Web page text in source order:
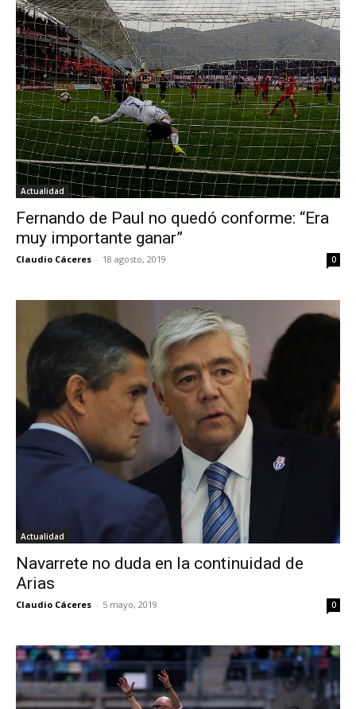
Actualidad
Fernando de Paul no quedó conforme: “Era
muy importante ganar”
Claudio Cáceres - 18 agosto, 2019 0
Actualidad
Navarrete no duda en la continuidad de
Arias
Claudio Cáceres - 5 mayo, 2019 0